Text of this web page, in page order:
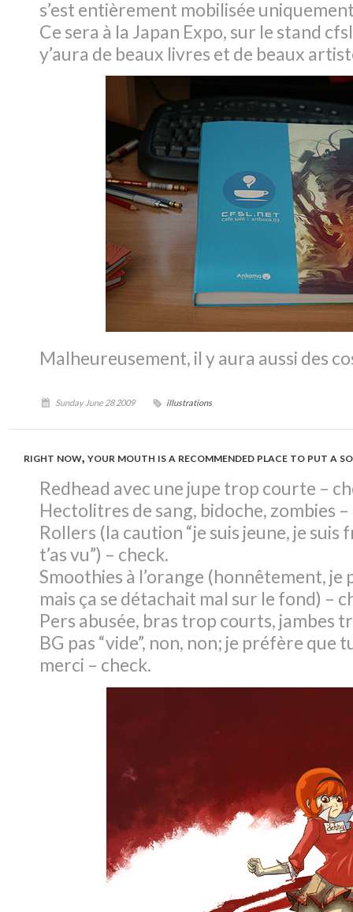
s’est entièrement mobilisée
Ce sera à la Japan Expo, sur le stand
y’aura de beaux livres et de beaux
Malheureusement, il y aura aussi des
Sunday June 28 2009 illustrations
right now, your mouth is a recommended place to put a
Redhead avec une jupe trop courte –
Hectolitres de sang, bidoche, zombies –
Rollers (la caution “je suis jeune, je suis
t’as vu”) – check.
Smoothies à l’orange (honnêtement,
mais ça se détachait mal sur le fond) –
Pers abusée, bras trop courts, jambes
BG pas “vide”, non, non; je préfère que
merci – check.